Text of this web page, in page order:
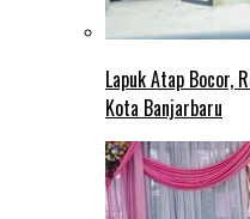
Lapuk Atap Bocor,
Kota Banjarbaru